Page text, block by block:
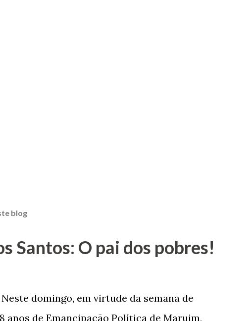
blog
Santos: O pai dos pobres!
domingo, em virtude da semana de
anos de Emancipação Política de Maruim,